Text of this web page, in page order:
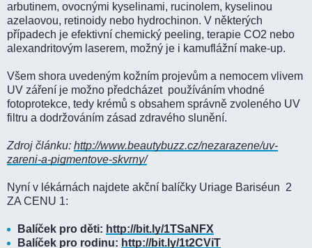
arbutinem, ovocnými kyselinami, rucinolem, kyselinou
azelaovou, retinoidy nebo hydrochinon. V některých
případech je efektivní chemický peeling, terapie CO2 nebo
alexandritovým laserem, možný je i kamuflážní make-up.
Všem shora uvedeným kožním projevům a nemocem vlivem
UV záření je možno předcházet používáním vhodné
fotoprotekce, tedy krémů s obsahem správně zvoleného UV
filtru a dodržováním zásad zdravého slunění.
Zdroj článku: http://www.beautybuzz.cz/nezarazene/uv-
zareni-a-pigmentove-skvrny/
Nyní v lékárnách najdete akční balíčky Uriage Bariséun 2
ZA CENU 1:
Balíček pro děti: http://bit.ly/1TSaNFX
Balíček pro rodinu: http://bit.ly/1t2CViT